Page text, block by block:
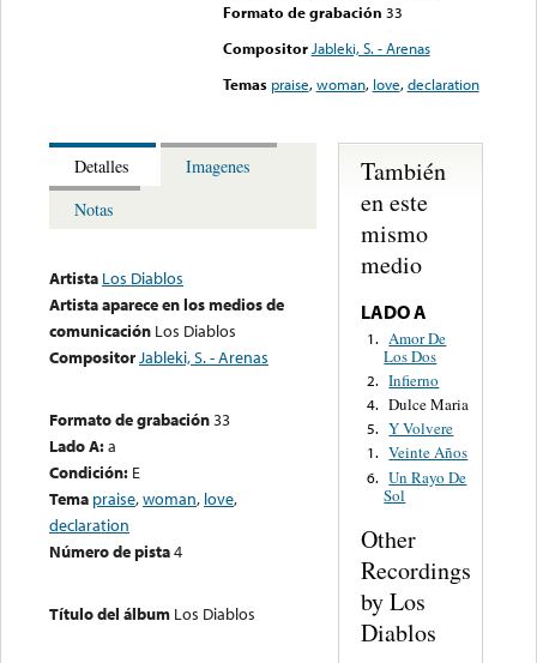
Formato de grabación 33
Compositor Jableki, S. - Arenas
Temas praise,woman, love,declaration
Detalles
Imagenes
Notas
Artista Los Diablos
Artista aparece en los medios de
comunicación Los Diablos
CompositorJableki, S. - Arenas
Formato de grabación33
Lado A:a
Condición: E
Tema praise,woman, love,
declaration
Número de pista4
Título del álbum Los Diablos
También
en este
mismo
medio
LADO A
1. Amor De
Los Dos
2. Infierno
4. Dulce Maria
5. Y Volvere
1. Veinte Años
6. Un Rayo De
Sol
Other
Recordings
by Los
Diablos